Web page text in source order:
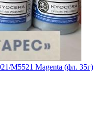
M5521 Magenta (фл. 35г)